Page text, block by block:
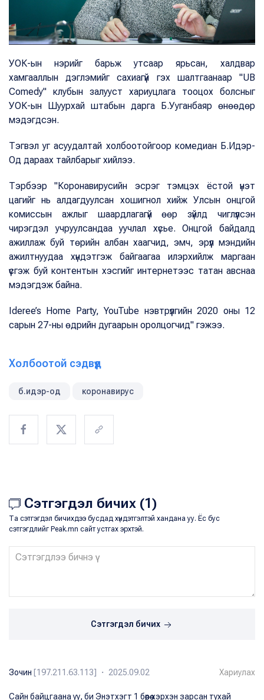
УОК-ын нэрийг барьж утсаар ярьсан, халдвар
хамгааллын дэглэмийг сахиагүй гэх шалтгаанаар "UB
Comedy" клубын залууст хариуцлага тооцох болсныг
УОК-ын Шуурхай штабын дарга Б.Ууганбаяр өнөөдөр
мэдэгдсэн.
Тэгвэл уг асуудалтай холбоотойгоор комедиан Б.Идэр-
Од дараах тайлбарыг хийлээ.
Тэрбээр "Коронавирусийн эсрэг тэмцэх ёстой үнэт
цагийг нь алдагдуулсан хошигнол хийж Улсын онцгой
комиссын ажлыг шаардлагагүй өөр зүйлд чиглүүлсэн
чирэгдэл учруулсандаа уучлал хүсье. Онцгой байдалд
ажиллаж буй төрийн албан хаагчид, эмч, эрүүл мэндийн
ажилтнуудаа хүндэтгэж байгаагаа илэрхийлж маргаан
үүсгэж буй контентын хэсгийг интернетээс татан авснаа
мэдэгдэж байна.
Ideree’s Home Party, YouTube нэвтрүүлгийн 2020 оны 12
сарын 27-ны өдрийн дугаарын оролцогчид" гэжээ.
Холбоотой сэдвүүд
б.идэр-од коронавирус
Сэтгэгдэл бичих (1)
Та сэтгэгдэл бичихдээ бусдад хүндэтгэлтэй хандана уу. Ёс бус
сэтгэгдлийг Peak.mn сайт устгах эрхтэй.
Сэтгэгдэл бичих
Зочин [197.211.63.113] ・ 2025.09.02 Хариулах
Сайн байцгаана уу, би Энэтхэгт 1 бөөрөө хэрхэн зарсан тухай